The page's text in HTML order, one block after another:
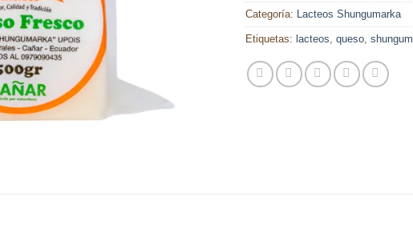
Categoría: Lacteos Shungumarka
Etiquetas: lacteos queso